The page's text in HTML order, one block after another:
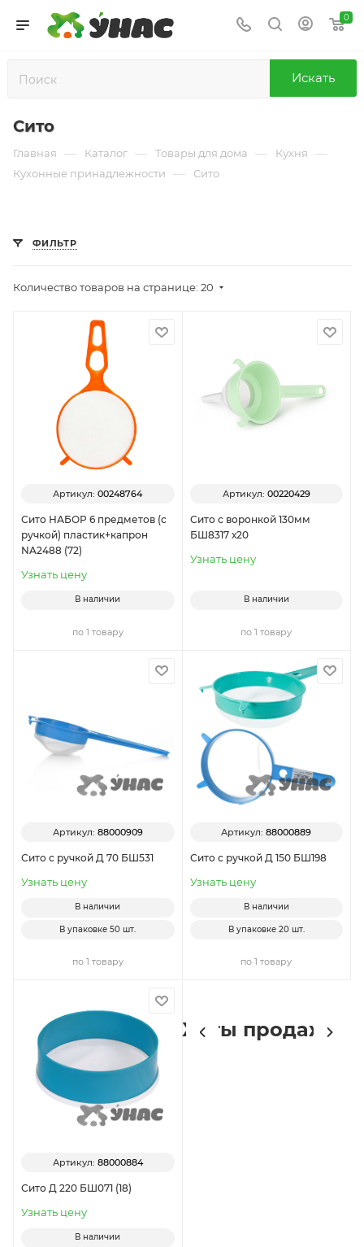
0
Искать
Сито
Главная — Каталог — Товары для дома — Кухня —
Кухонные принадлежности — Сито
ФИЛЬТР
Количество товаров на странице: 20
Артикул:00248764
Сито НАБОР 6 предметов (с
ручкой) пластик+капрон
NA2488 (72)
Узнать цену
В наличии
по 1 товару
Артикул: 00220429
Сито с воронкой 130мм
БШ8317 х20
Узнать цену
В наличии
по 1 товару
Артикул: 88000909
Сито с ручкой Д 70 БШ531
Узнать цену
В наличии
В упаковке50 шт.
по 1 товару
Артикул:88000889
Сито с ручкой Д 150 БШ198
Узнать цену
В наличии
В упаковке 20 шт.
по 1 товару
Артикул: 88000884
Сито Д 220 БШ071 (18)
Узнать цену
В наличии
Хиты продаж